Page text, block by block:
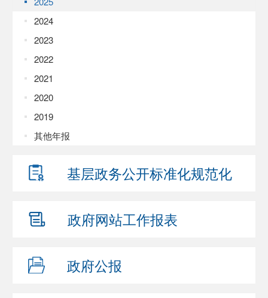
2024
2023
2022
2021
2020
2019
其他年报
基层政务公开标准化规范化
政府网站工作报表
政府公报